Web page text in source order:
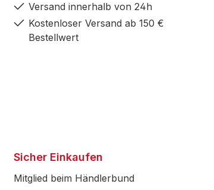
Versand innerhalb von 24h
Kostenloser Versand ab 150 €
Bestellwert
Sicher Einkaufen
Mitglied beim Händlerbund